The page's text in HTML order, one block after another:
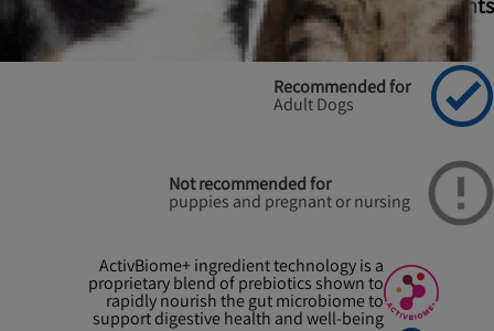
Recommended for
Adult Dogs
Not recommended for
puppies and pregnant or nursing
ActivBiome+ ingredient technology is a
proprietary blend of prebiotics shown to
rapidly nourish the gut microbiome to
support digestive health and well-being